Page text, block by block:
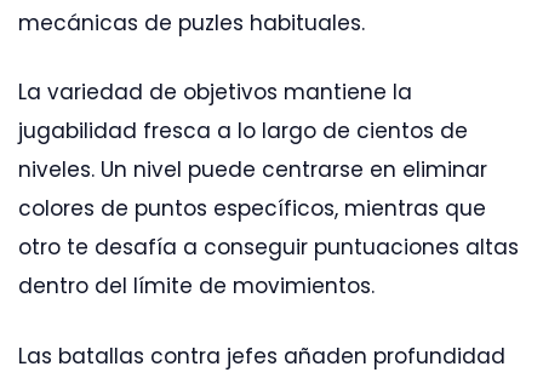
mecánicas de puzles habituales.
La variedad de objetivos mantiene la
jugabilidad fresca a lo largo de cientos de
niveles. Un nivel puede centrarse en eliminar
colores de puntos específicos, mientras que
otro te desafía a conseguir puntuaciones altas
dentro del límite de movimientos.
Las batallas contra jefes añaden profundidad